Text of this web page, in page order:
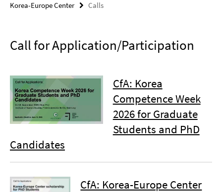
Korea-Europe Center
Calls
Call for Application/Participation
CfA: Korea
Competence Week
2026 for Graduate
Students and PhD
Candidates
CfA: Korea-Europe Center